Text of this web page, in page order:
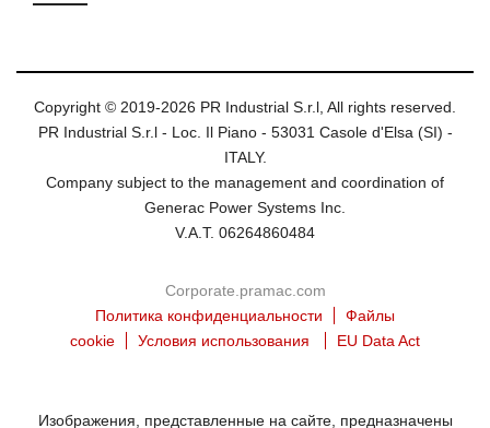
Copyright © 2019-2026 PR Industrial S.r.l, All rights reserved.
PR Industrial S.r.l - Loc. Il Piano - 53031 Casole d'Elsa (SI) -
ITALY.
Company subject to the management and coordination of
Generac Power Systems Inc.
V.A.T. 06264860484
Corporate.pramac.com
Политика конфиденциальности
Файлы
cookie
Условия использования EU Data Act
Изображения, представленные на сайте, предназначены